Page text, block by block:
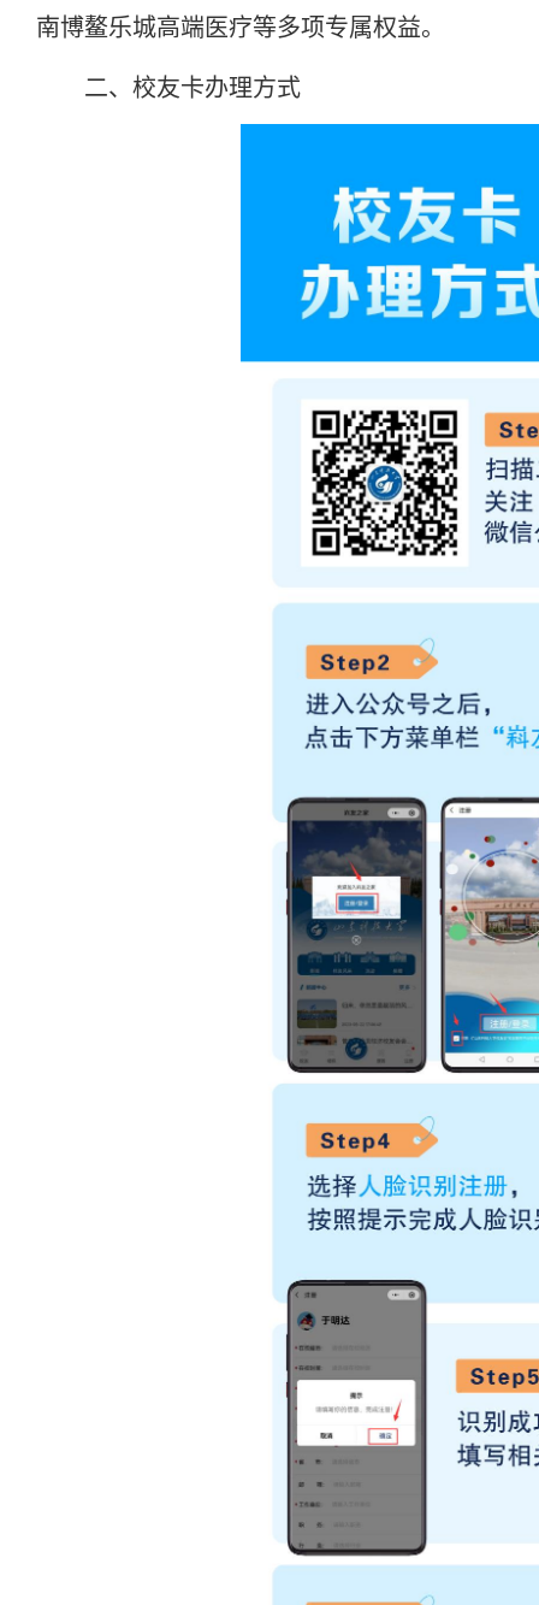
南博鳌乐城高端医疗等多项专属权益。
二、校友卡办理方式